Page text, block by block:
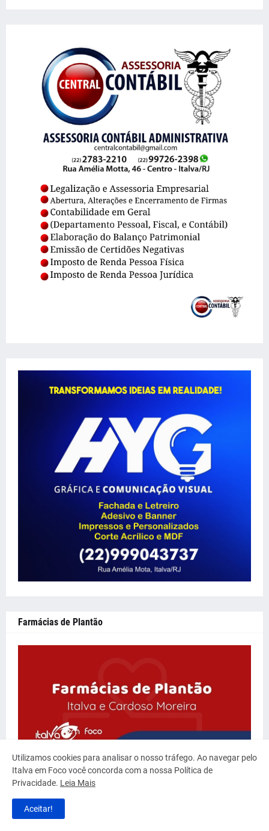
Farmácias de Plantão
Utilizamos cookies para analisar o nosso tráfego. Ao navegar pelo
Italva em Foco você concorda com a nossa Política de
Privacidade. Leia Mais
Aceitar!